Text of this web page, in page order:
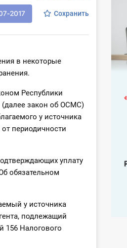
2017 Сохранить
в некоторые
Республики
(далее закон об ОСМС)
у источника
периодичности
уплату
обязательном
у источника
подлежащий
156 Налогового